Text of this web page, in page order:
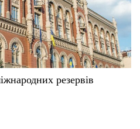
резервів